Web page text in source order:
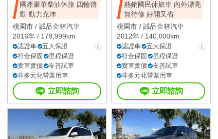
國產豪華柴油休旅 四輪傳
動 動力充沛
桃園市 / 誠品金林汽車
2016年 / 179,999km
認證車
五大保證
符合保固
里程保證
實車實價
友善試車
非多元化營業用車
立即諮詢
熱銷國民休旅車 內外漂亮
無待修 好開又省
桃園市 / 誠品金林汽車
2012年 / 140,000km
認證車
五大保證
符合保固
里程保證
實車實價
友善試車
非多元化營業用車
立即諮詢